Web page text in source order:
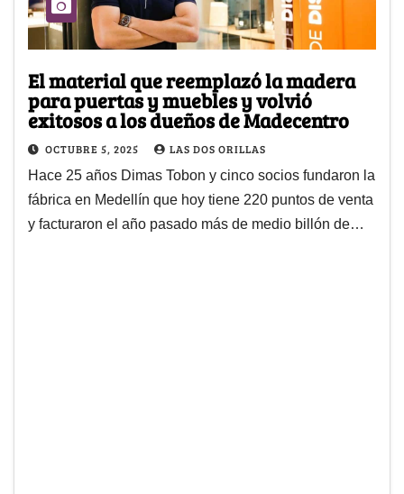
El material que reemplazó la madera
para puertas y muebles y volvió
exitosos a los dueños de Madecentro
OCTUBRE 5, 2025 LAS DOS ORILLAS
Hace 25 años Dimas Tobon y cinco socios fundaron la
fábrica en Medellín que hoy tiene 220 puntos de venta
y facturaron el año pasado más de medio billón de…